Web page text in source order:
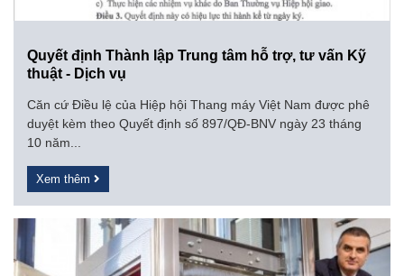
Quyết định Thành lập Trung tâm hỗ trợ, tư vấn Kỹ
thuật - Dịch vụ
Căn cứ Điều lệ của Hiệp hội Thang máy Việt Nam được phê
duyệt kèm theo Quyết định số 897/QĐ-BNV ngày 23 tháng
10 năm...
Xem thêm